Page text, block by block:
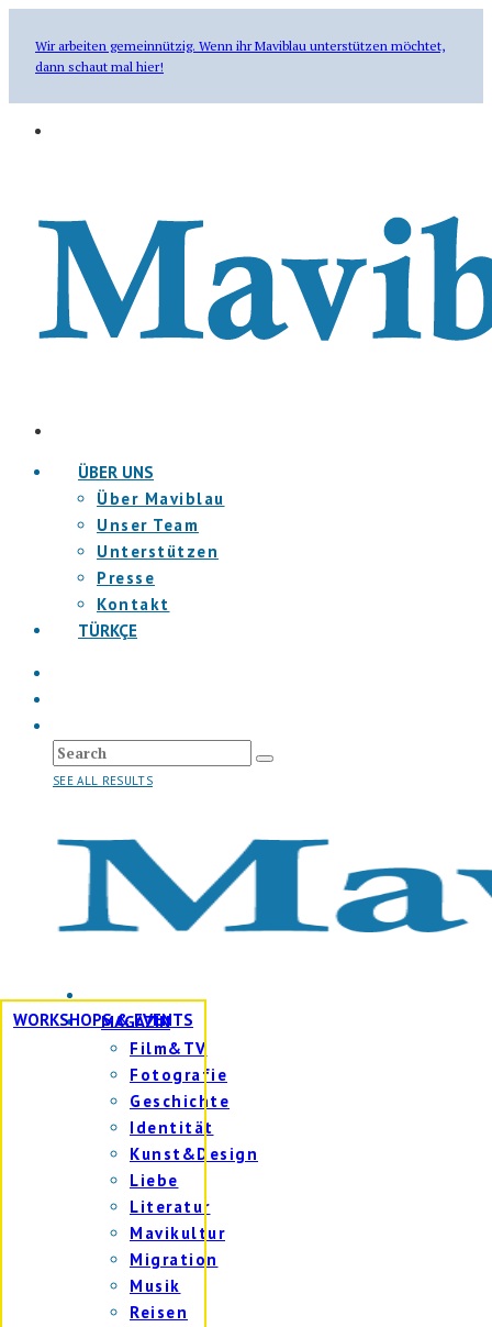
Wir arbeiten gemeinnützig. Wenn ihr Maviblau unterstützen möchtet,
dann schaut mal hier!
ÜBER UNS
Über Maviblau
Unser Team
Unterstützen
Presse
Kontakt
TÜRKÇE
SEE ALL RESULTS
WORKSHOPS & EVENTS
MAGAZIN
Film&TV
Fotografie
Geschichte
Identität
Kunst&Design
Liebe
Literatur
Mavikultur
Migration
Musik
Reisen